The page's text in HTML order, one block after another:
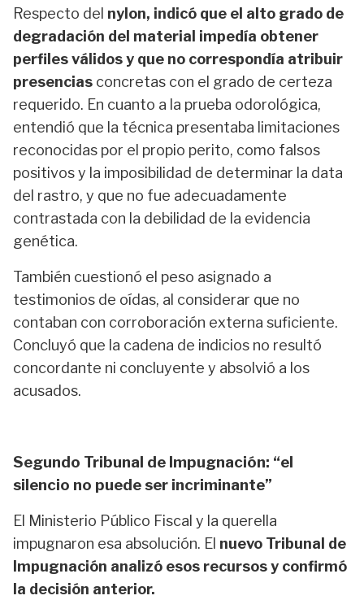
Respecto del nylon, indicó que el alto grado de
degradación del material impedía obtener
perfiles válidos y que no correspondía atribuir
presencias concretas con el grado de certeza
requerido. En cuanto a la prueba odorológica,
entendió que la técnica presentaba limitaciones
reconocidas por el propio perito, como falsos
positivos y la imposibilidad de determinar la data
del rastro, y que no fue adecuadamente
contrastada con la debilidad de la evidencia
genética.
También cuestionó el peso asignado a
testimonios de oídas, al considerar que no
contaban con corroboración externa suficiente.
Concluyó que la cadena de indicios no resultó
concordante ni concluyente y absolvió a los
acusados.
Segundo Tribunal de Impugnación: “el
silencio no puede ser incriminante”
El Ministerio Público Fiscal y la querella
impugnaron esa absolución. El nuevo Tribunal de
Impugnación analizó esos recursos y confirmó
la decisión anterior.